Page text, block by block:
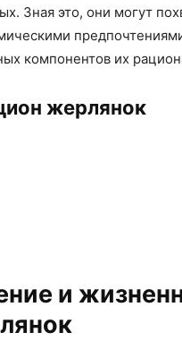
Зная это, они могут
компонентов их
жерлянок
и